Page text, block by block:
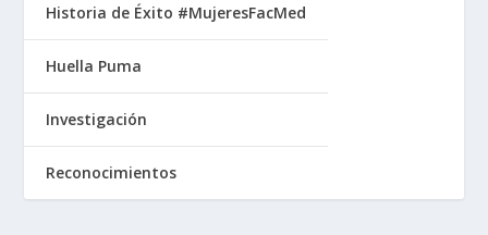
Historia de Éxito #MujeresFacMed
Huella Puma
Investigación
Reconocimientos